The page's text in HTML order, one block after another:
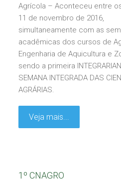
Agrícola – Aconteceu entre
11 de novembro de 2016,
simultaneamente com as
acadêmicas dos cursos de
Engenharia de Aquicultura e
sendo a primeira
SEMANA INTEGRADA DAS
AGRÁRIAS.
Veja mais...
1º CNAGRO